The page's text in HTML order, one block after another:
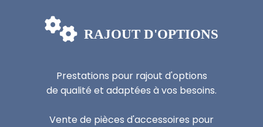
 RAJOUT D'OPTIONS
Prestations pour rajout d'options
de qualité et adaptées à vos besoins.
Vente de pièces d'accessoires pour